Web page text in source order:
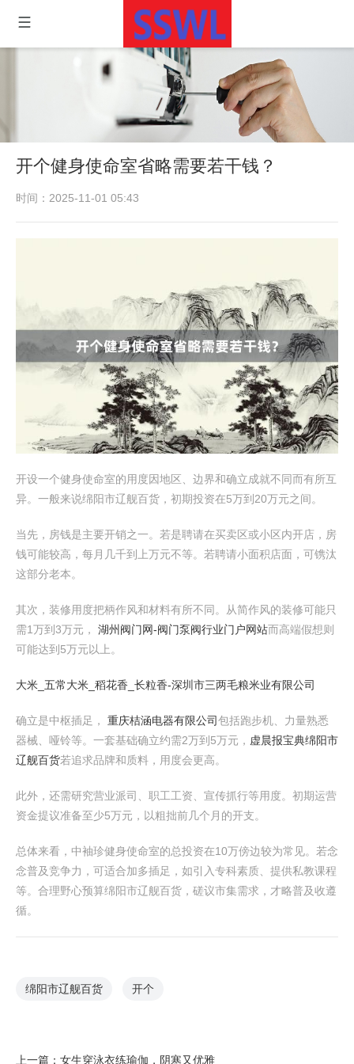
开个健身使命室省略需要若干钱？
时间：2025-11-01 05:43
开设一个健身使命室的用度因地区、边界和确立成就不同而有所互
异。一般来说绵阳市辽舰百货，初期投资在5万到20万元之间。
当先，房钱是主要开销之一。若是聘请在买卖区或小区内开店，房
钱可能较高，每月几千到上万元不等。若聘请小面积店面，可镌汰
这部分老本。
其次，装修用度把柄作风和材料有所不同。从简作风的装修可能只
需1万到3万元， 湖州阀门网-阀门泵阀行业门户网站而高端假想则
可能达到5万元以上。
大米_五常大米_稻花香_长粒香-深圳市三两毛粮米业有限公司
确立是中枢插足， 重庆桔涵电器有限公司包括跑步机、力量熟悉
器械、哑铃等。一套基础确立约需2万到5万元， 虚晨报宝典绵阳市
辽舰百货若追求品牌和质料，用度会更高。
此外，还需研究营业派司、职工工资、宣传抓行等用度。初期运营
资金提议准备至少5万元，以粗拙前几个月的开支。
总体来看，中袖珍健身使命室的总投资在10万傍边较为常见。若念
念普及竞争力，可适合加多插足，如引入专科素质、提供私教课程
等。合理野心预算绵阳市辽舰百货，磋议市集需求，才略普及收遵
循。
绵阳市辽舰百货 开个
上一篇： 女生穿泳衣练瑜伽，阴寒又优雅